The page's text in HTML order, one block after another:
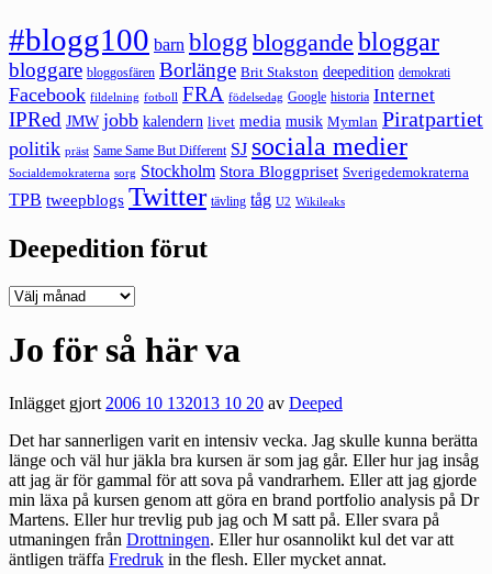
#blogg100 barn blogg bloggande bloggar
bloggare bloggosfären Borlänge Brit Stakston deepedition demokrati
Facebook fildelning fotboll FRA födelsedag Google historia Internet
IPRed JMW jobb kalendern livet media musik Mymlan Piratpartiet
politik präst Same Same But Different SJ sociala medier
Socialdemokraterna sorg Stockholm Stora Bloggpriset Sverigedemokraterna
TPB tweepblogs Twitter tävling tåg U2 Wikileaks
Deepedition förut
Deepedition
Jo för så här va
Inlägget gjort2006 10 132013 10 20 av Deeped
Det har sannerligen varit en intensiv vecka. Jag skulle kunna berätta
länge och väl hur jäkla bra kursen är som jag går. Eller hur jag insåg
att jag är för gammal för att sova på vandrarhem. Eller att jag gjorde
min läxa på kursen genom att göra en brand portfolio analysis på Dr
Martens. Eller hur trevlig pub jag och M satt på. Eller svara på
utmaningen från Drottningen. Eller hur osannolikt kul det var att
äntligen träffa Fredruk in the flesh. Eller mycket annat.